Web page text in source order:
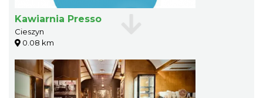
Kawiarnia Presso
Cieszyn
0.08 km